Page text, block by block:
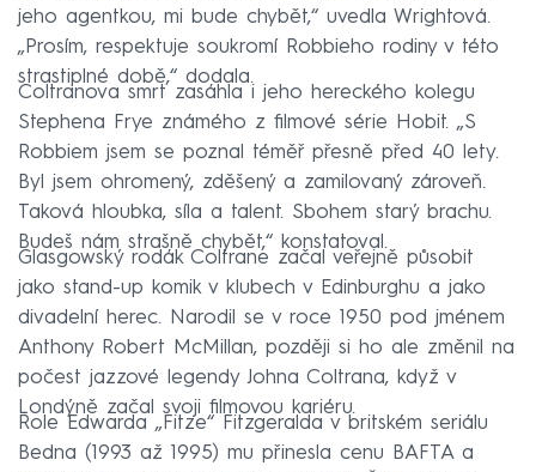
jeho agentkou, mi bude chybět,“ uvedla Wrightová.
„Prosím, respektuje soukromí Robbieho rodiny v této
strastiplné době,“ dodala.
Coltranova smrt zasáhla i jeho hereckého kolegu
Stephena Frye známého z filmové série Hobit. „S
Robbiem jsem se poznal téměř přesně před 40 lety.
Byl jsem ohromený, zděšený a zamilovaný zároveň.
Taková hloubka, síla a talent. Sbohem starý brachu.
Budeš nám strašně chybět,“ konstatoval.
Glasgowský rodák Coltrane začal veřejně působit
jako stand-up komik v klubech v Edinburghu a jako
divadelní herec. Narodil se v roce 1950 pod jménem
Anthony Robert McMillan, později si ho ale změnil na
počest jazzové legendy Johna Coltrana, když v
Londýně začal svoji filmovou kariéru.
Role Edwarda „Fitze“ Fitzgeralda v britském seriálu
Bedna (1993 až 1995) mu přinesla cenu BAFTA a